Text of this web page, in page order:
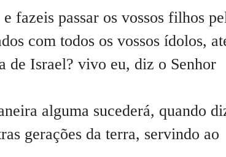
fazeis passar os vossos filhos
com todos os vossos ídolos,
de Israel? vivo eu, diz o Senhor
alguma sucederá, quando
gerações da terra, servindo ao